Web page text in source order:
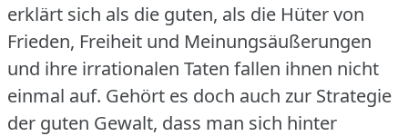
erklärt sich als die guten, als die Hüter von
Frieden, Freiheit und Meinungsäußerungen
und ihre irrationalen Taten fallen ihnen nicht
einmal auf. Gehört es doch auch zur Strategie
der guten Gewalt, dass man sich hinter